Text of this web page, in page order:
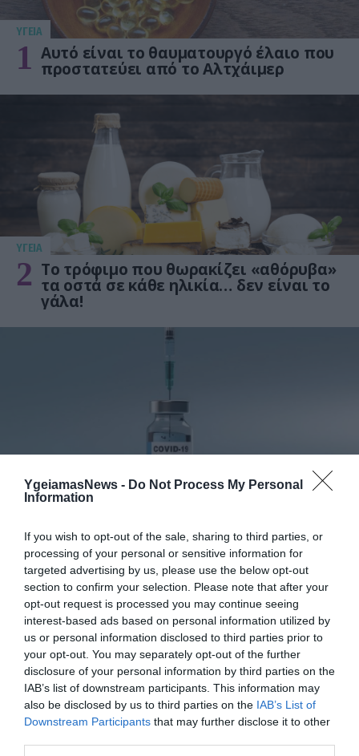
YgeiamasNews - Do Not Process My Personal
Information
If you wish to opt-out of the sale, sharing to third parties, or
processing of your personal or sensitive information for
targeted advertising by us, please use the below opt-out
section to confirm your selection. Please note that after your
opt-out request is processed you may continue seeing
interest-based ads based on personal information utilized by
us or personal information disclosed to third parties prior to
your opt-out. You may separately opt-out of the further
disclosure of your personal information by third parties on the
IAB’s list of downstream participants. This information may
also be disclosed by us to third parties on the IAB’s List of
Downstream Participants that may further disclose it to other
ΥΓΕΙΑ
1 Αυτό είναι το θαυματουργό έλαιο που
προστατεύει από το Αλτχάιμερ
ΥΓΕΙΑ
2 Το τρόφιμο που θωρακίζει «αθόρυβα»
τα οστά σε κάθε ηλικία… δεν είναι το
γάλα!
ΦΑΡΜΑΚΑ
3 Ανατροπή δεδομένων στα εμβόλια
πλέον στις ΗΠΑ από COVID-19
KΑΡΔΙΑ
4 Ποιοι είναι οι φυσιολογικοί καρδιακοί
παλμοί και ποια τα επικίνδυνα όρια –